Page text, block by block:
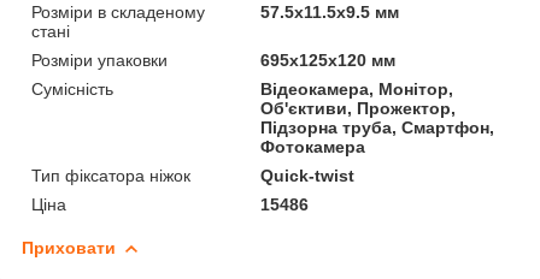
Розміри в складеному
стані
57.5x11.5x9.5 мм
Розміри упаковки
695x125x120 мм
Сумісність
Відеокамера, Монітор,
Об'єктиви, Прожектор,
Підзорна труба, Смартфон,
Фотокамера
Тип фіксатора ніжок
Quick-twist
Ціна
15486
Приховати